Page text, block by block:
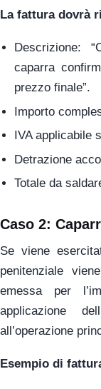
La fattura dovrà
Descrizione:
caparra
prezzo finale”.
Importo
IVA applicabile
Detrazione
Totale da
Caso 2:
Se viene
penitenziale
emessa per
applicazione
all’operazione
Esempio di